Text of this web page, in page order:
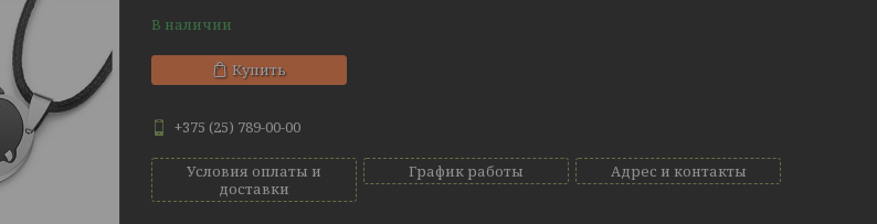
В наличии
Купить
+375 (25) 789-00-00
Условия оплаты и
доставки
График работы Адрес и контакты